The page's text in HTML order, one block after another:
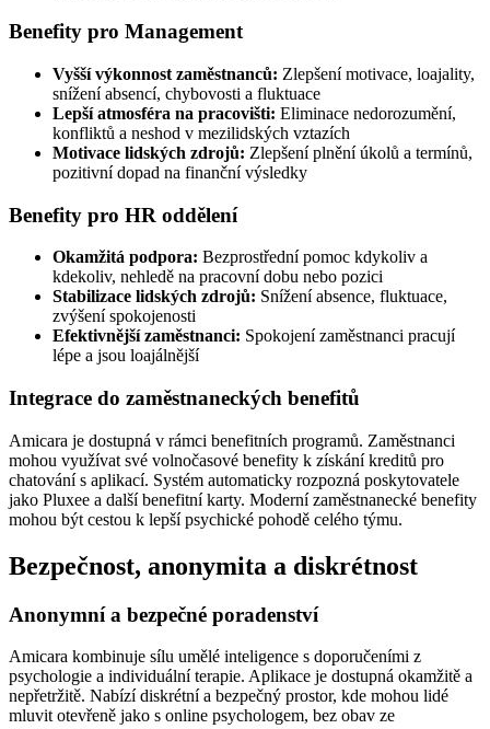
Benefity pro Management
Vyšší výkonnost zaměstnanců: Zlepšení motivace, loajality,
snížení absencí, chybovosti a fluktuace
Lepší atmosféra na pracovišti: Eliminace nedorozumění,
konfliktů a neshod v mezilidských vztazích
Motivace lidských zdrojů: Zlepšení plnění úkolů a termínů,
pozitivní dopad na finanční výsledky
Benefity pro HR oddělení
Okamžitá podpora: Bezprostřední pomoc kdykoliv a
kdekoliv, nehledě na pracovní dobu nebo pozici
Stabilizace lidských zdrojů: Snížení absence, fluktuace,
zvýšení spokojenosti
Efektivnější zaměstnanci: Spokojení zaměstnanci pracují
lépe a jsou loajálnější
Integrace do zaměstnaneckých benefitů
Amicara je dostupná v rámci benefitních programů. Zaměstnanci
mohou využívat své volnočasové benefity k získání kreditů pro
chatování s aplikací. Systém automaticky rozpozná poskytovatele
jako Pluxee a další benefitní karty. Moderní zaměstnanecké benefity
mohou být cestou k lepší psychické pohodě celého týmu.
Bezpečnost, anonymita a diskrétnost
Anonymní a bezpečné poradenství
Amicara kombinuje sílu umělé inteligence s doporučeními z
psychologie a individuální terapie. Aplikace je dostupná okamžitě a
nepřetržitě. Nabízí diskrétní a bezpečný prostor, kde mohou lidé
mluvit otevřeně jako s online psychologem, bez obav ze